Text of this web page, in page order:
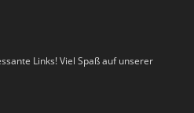
Links! Viel Spaß auf unserer